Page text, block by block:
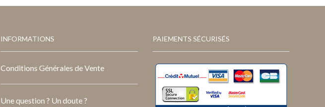
INFORMATIONS
Conditions Générales de Vente
Une question ? Un doute ?
PAIEMENTS SÉCURISÉS